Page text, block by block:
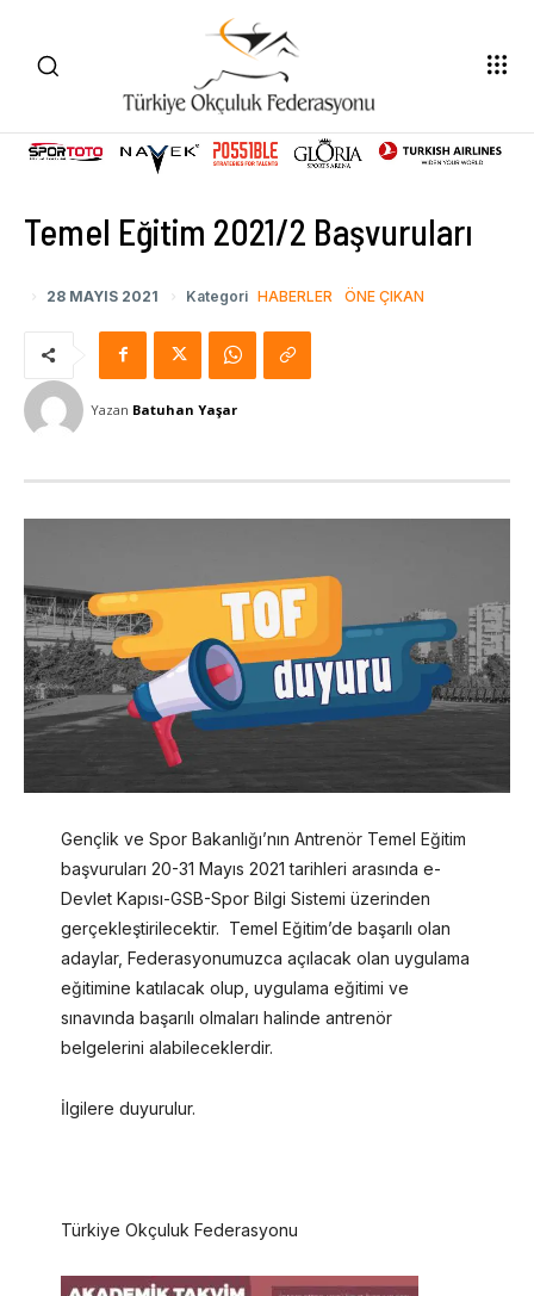
Temel Eğitim 2021/2 Başvuruları
28 MAYIS 2021 Kategori HABERLER ÖNE ÇIKAN
Yazan Batuhan Yaşar
Gençlik ve Spor Bakanlığı’nın Antrenör Temel Eğitim
başvuruları 20-31 Mayıs 2021 tarihleri arasında e-
Devlet Kapısı-GSB-Spor Bilgi Sistemi üzerinden
gerçekleştirilecektir. Temel Eğitim’de başarılı olan
adaylar, Federasyonumuzca açılacak olan uygulama
eğitimine katılacak olup, uygulama eğitimi ve
sınavında başarılı olmaları halinde antrenör
belgelerini alabileceklerdir.
İlgilere duyurulur.
Türkiye Okçuluk Federasyonu